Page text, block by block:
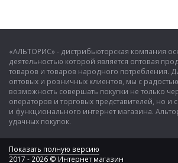
«АЛЬТОРИС» - дистрибьюторская компания
деятельностью которой является оптовая
товаров и товаров народного потребления.
оптовых и розничных клиентов, мы с
возможность совершать покупки не только
операторов и торговых представителей, но
и функционального интернет магазина.
удачных покупок.
Показать полную версию
2017 - 2026 © Интернет магазин